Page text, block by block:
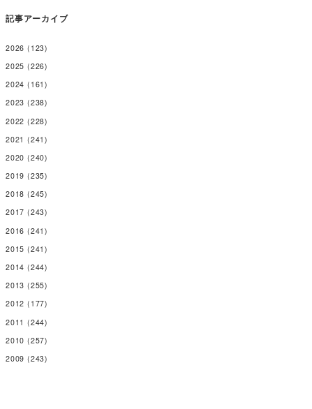
記事アーカイブ
2026 (123)
2025 (226)
2024 (161)
2023 (238)
2022 (228)
2021 (241)
2020 (240)
2019 (235)
2018 (245)
2017 (243)
2016 (241)
2015 (241)
2014 (244)
2013 (255)
2012 (177)
2011 (244)
2010 (257)
2009 (243)